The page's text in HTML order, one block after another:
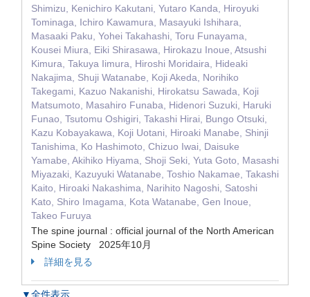
Shimizu, Kenichiro Kakutani, Yutaro Kanda, Hiroyuki
Tominaga, Ichiro Kawamura, Masayuki Ishihara,
Masaaki Paku, Yohei Takahashi, Toru Funayama,
Kousei Miura, Eiki Shirasawa, Hirokazu Inoue, Atsushi
Kimura, Takuya Iimura, Hiroshi Moridaira, Hideaki
Nakajima, Shuji Watanabe, Koji Akeda, Norihiko
Takegami, Kazuo Nakanishi, Hirokatsu Sawada, Koji
Matsumoto, Masahiro Funaba, Hidenori Suzuki, Haruki
Funao, Tsutomu Oshigiri, Takashi Hirai, Bungo Otsuki,
Kazu Kobayakawa, Koji Uotani, Hiroaki Manabe, Shinji
Tanishima, Ko Hashimoto, Chizuo Iwai, Daisuke
Yamabe, Akihiko Hiyama, Shoji Seki, Yuta Goto, Masashi
Miyazaki, Kazuyuki Watanabe, Toshio Nakamae, Takashi
Kaito, Hiroaki Nakashima, Narihito Nagoshi, Satoshi
Kato, Shiro Imagama, Kota Watanabe, Gen Inoue,
Takeo Furuya
The spine journal : official journal of the North American
Spine Society 2025年10月
詳細を見る
▼全件表示